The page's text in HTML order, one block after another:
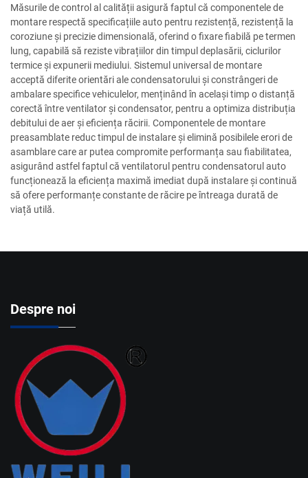
Măsurile de control al calității asigură faptul că componentele de
montare respectă specificațiile auto pentru rezistență, rezistență la
coroziune și precizie dimensională, oferind o fixare fiabilă pe termen
lung, capabilă să reziste vibrațiilor din timpul deplasării, ciclurilor
termice și expunerii mediului. Sistemul universal de montare
acceptă diferite orientări ale condensatorului și constrângeri de
ambalare specifice vehiculelor, menținând în același timp o distanță
corectă între ventilator și condensator, pentru a optimiza distribuția
debitului de aer și eficiența răcirii. Componentele de montare
preasamblate reduc timpul de instalare și elimină posibilele erori de
asamblare care ar putea compromite performanța sau fiabilitatea,
asigurând astfel faptul că ventilatorul pentru condensatorul auto
funcționează la eficiența maximă imediat după instalare și continuă
să ofere performanțe constante de răcire pe întreaga durată de
viață utilă.
Despre noi